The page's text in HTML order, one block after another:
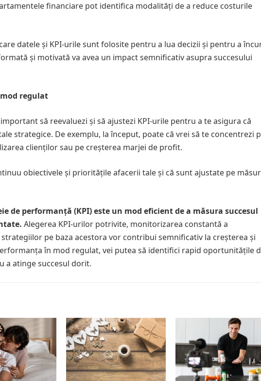
financiare pot identifica modalități de a reduce costurile
datele și KPI-urile sunt folosite pentru a lua decizii și pentru a
și motivată va avea un impact semnificativ asupra succesului
regulat
să reevaluezi și să ajustezi KPI-urile pentru a te asigura că
strategice. De exemplu, la început, poate că vrei să te concentrezi
clienților sau pe creșterea marjei de profit.
obiectivele și prioritățile afacerii tale și că sunt ajustate pe
de performanță (KPI) este un mod eficient de a măsura succesul
Alegerea KPI-urilor potrivite, monitorizarea constantă a
pe baza acestora vor contribui semnificativ la creșterea și
în mod regulat, vei putea să identifici rapid oportunitățile
a atinge succesul dorit.